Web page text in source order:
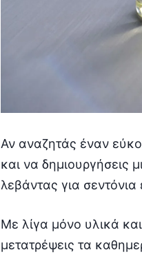
Αν αναζητάς έναν
και να δημιουργήσεις
λεβάντας για σεντόνια
Με λίγα μόνο υλικά
μετατρέψεις τα